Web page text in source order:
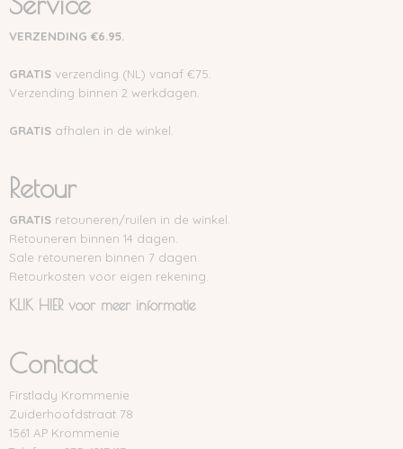
VERZENDING €6.95.
GRATIS verzending (NL) vanaf €75.
Verzending binnen 2 werkdagen.
GRATIS afhalen in de winkel.
Retour
GRATIS retouneren/ruilen in de winkel.
Retouneren binnen 14 dagen.
Sale retouneren binnen 7 dagen.
Retourkosten voor eigen rekening.
KLIK HIER voor meer informatie
Contact
Firstlady Krommenie
Zuiderhoofdstraat 78
1561 AP Krommenie